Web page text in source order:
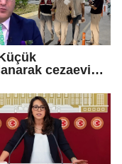
cezaevine